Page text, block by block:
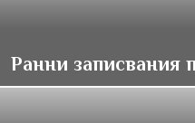
Ранни записвания